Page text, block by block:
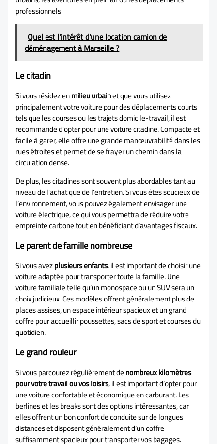
professionnels.
Quel est l'intérêt d'une location camion de
déménagement à Marseille ?
Le citadin
Si vous résidez enmilieu urbainet que vous utilisez
principalement votre voiture pour des déplacements courts
tels que les courses ou les trajets domicile-travail, il est
recommandé d’opter pour une voiture citadine. Compacte et
facile à garer, elle offre une grande manœuvrabilité dans les
rues étroites et permet de se frayer un chemin dans la
circulation dense.
De plus, les citadines sont souvent plus abordables tant au
niveau de l’achat que de l’entretien. Si vous êtes soucieux de
l’environnement, vous pouvez également envisager une
voiture électrique, ce qui vous permettra de réduire votre
empreinte carbone tout en bénéficiant d’avantages fiscaux.
Le parent de famille nombreuse
Si vous avezplusieurs enfants, il est important de choisir une
voiture adaptée pour transporter toute la famille. Une
voiture familiale telle qu’un monospace ou un SUV sera un
choix judicieux. Ces modèles offrent généralement plus de
places assises, un espace intérieur spacieux et un grand
coffre pour accueillir poussettes, sacs de sport et courses du
quotidien.
Le grand rouleur
Si vous parcourez régulièrement denombreux kilomètres
pour votre travail ou vos loisirs, il est important d’opter pour
une voiture confortable et économique en carburant. Les
berlines et les breaks sont des options intéressantes, car
elles offrent un bon confort de conduite sur de longues
distances et disposent généralement d’un coffre
suffisamment spacieux pour transporter vos bagages.